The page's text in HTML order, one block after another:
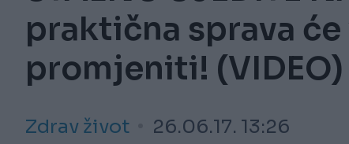
praktična sprava
promjeniti! (VIDEO)
Zdrav život 26.06.17. 13:26